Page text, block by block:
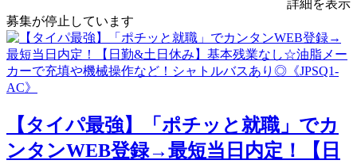
詳細を表示
募集が停止しています
【タイパ最強】「ポチッと就職」でカ
ンタンWEB登録→最短当日内定！【日